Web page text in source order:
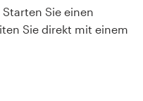
Sie einen
Sie direkt mit einem